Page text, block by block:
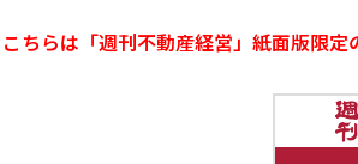
こちらは「週刊不動産経営」紙面版限定